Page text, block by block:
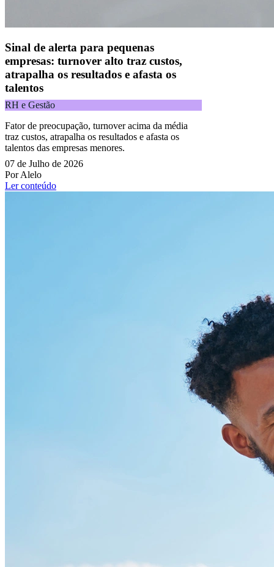
Sinal de alerta para pequenas
empresas: turnover alto traz custos,
atrapalha os resultados e afasta os
talentos
RH e Gestão
Fator de preocupação, turnover acima da média
traz custos, atrapalha os resultados e afasta os
talentos das empresas menores.
07 de Julho de 2026
Por Alelo
Ler conteúdo